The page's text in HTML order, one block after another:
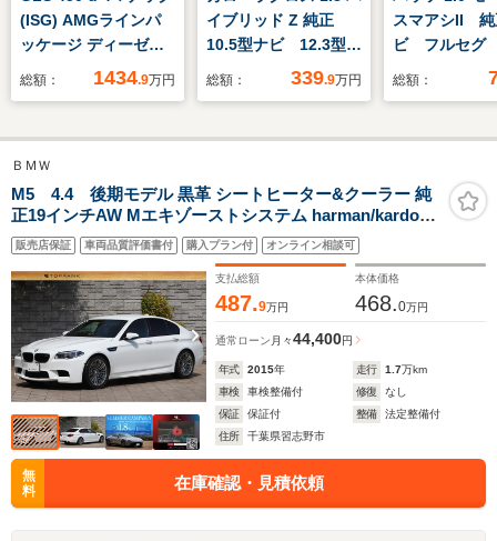
(ISG) AMGラインパ
ッケージ ディーゼル
ターボ 4WD
ロードエンジニアリン
グパッケージ オパリ
スホワイト AMGライ
ンパッケージ 認定中
古車メーカー保証2年
総額： 1434.9万円
イブリッド Z 純正
10.5型ナビ 12.3型フ
ル液晶メータ ハンズ
ス レーダークルー
ー バックカメラ
LEDヘッド シーケン
シャルターンランプ
ETC2.0
総額： 339.9万円
スマアシII 純
ビ フルセ
バックカメ
抑制制御機能
ライト フォ
リモ AAC
総額：
ＢＭＷ
M5 4.4 後期モデル 黒革 シートヒーター&クーラー 純
正19インチAW Mエキゾーストシステム harman/kardon
ワンオーナー
販売店保証 車両品質評価書付 購入プラン付 オンライン相談可
支払総額
487.9万円
本体価格
468.0万円
通常ローン 月々44,400円
年式 2015年 走行 1.7万km
車検
車検整備付 修復
なし
保証
保証付 整備
法定整備付
住所
千葉県習志野市
無
料
在庫確認・見積依頼